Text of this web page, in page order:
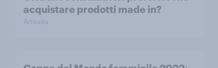
acquistare prodotti made in?
Articolo